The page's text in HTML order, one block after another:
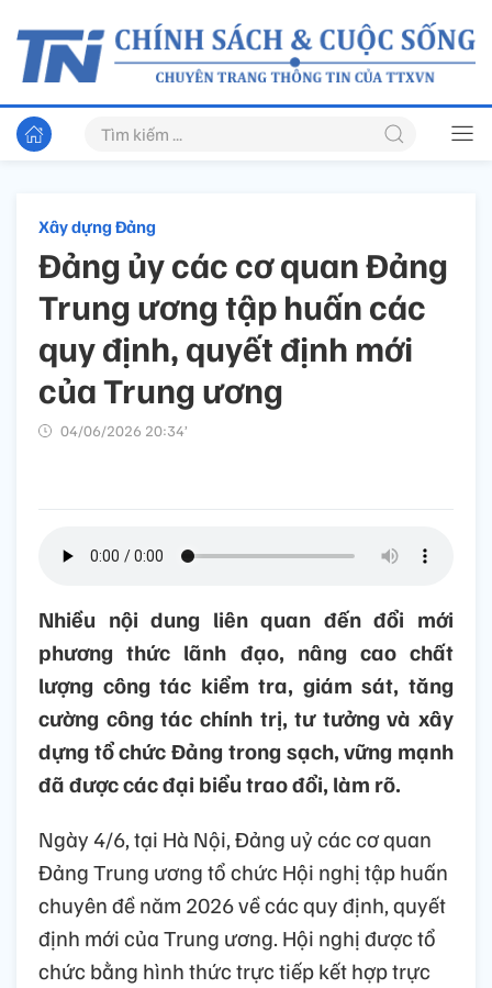
Xây dựng Đảng
Đảng ủy các cơ quan Đảng
Trung ương tập huấn các
quy định, quyết định mới
của Trung ương
04/06/2026 20:34’
Nhiều nội dung liên quan đến đổi mới
phương thức lãnh đạo, nâng cao chất
lượng công tác kiểm tra, giám sát, tăng
cường công tác chính trị, tư tưởng và xây
dựng tổ chức Đảng trong sạch, vững mạnh
đã được các đại biểu trao đổi, làm rõ.
Ngày 4/6, tại Hà Nội, Đảng uỷ các cơ quan
Đảng Trung ương tổ chức Hội nghị tập huấn
chuyên đề năm 2026 về các quy định, quyết
định mới của Trung ương. Hội nghị được tổ
chức bằng hình thức trực tiếp kết hợp trực